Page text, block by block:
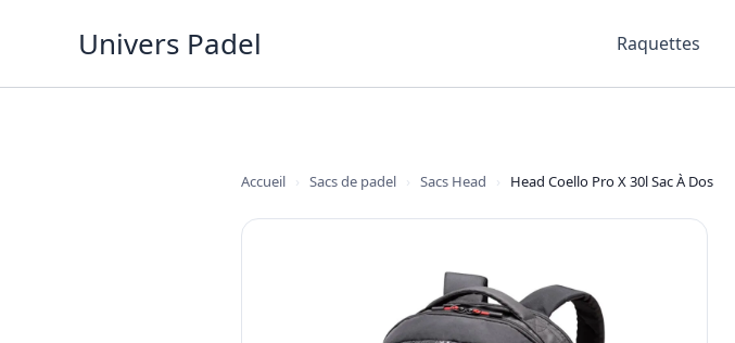
Univers Padel Raquettes
Accueil › Sacs de padel › Sacs Head › Head Coello Pro X 30l Sac À Dos